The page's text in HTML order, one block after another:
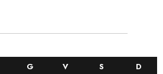
G V S
D